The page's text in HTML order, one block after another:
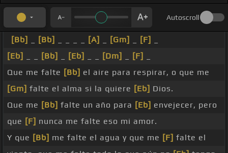
Autoscroll
[Bb] [Bb] [A] [Gm] [F]
[Eb]
[Bb] [Eb] [Dm] [F]
Que me falte [Bb] el aire para respirar, o que me
[Gm] falte el alma si la quiere [Eb] Dios.
Que me [Bb] falte un año para [Eb] envejecer, pero
que [F] nunca me falte eso mi amor.
Y que [Bb] me falte el agua y que me [F] falte el